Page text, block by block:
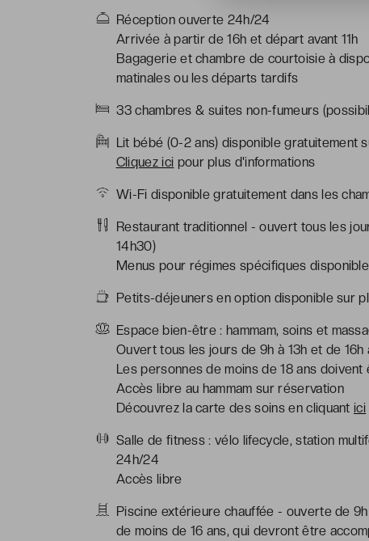
Réception ouverte 24h/24
Arrivée à partir de 16h et départ avant 11h
Bagagerie et chambre de courtoisie à
matinales ou les départs tardifs
33 chambres & suites non-fumeurs
Lit bébé (0-2 ans) disponible gratuitement
Cliquez ici pour plus d'informations
Wi-Fi disponible gratuitement dans les
Restaurant traditionnel - ouvert tous les
14h30)
Menus pour régimes spécifiques
Petits-déjeuners en option disponible sur
Espace bien-être : hammam, soins et
Ouvert tous les jours de 9h à 13h et de 16h
Les personnes de moins de 18 ans
Accès libre au hammam sur réservation
Découvrez la carte des soins en cliquantici
Salle de fitness : vélo lifecycle, station
24h/24
Accès libre
Piscine extérieure chauffée - ouverte de
de moins de 16 ans, qui devront être